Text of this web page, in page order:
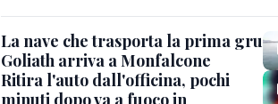
La nave che trasporta la prima gru
Goliath arriva a Monfalcone
Ritira l'auto dall'officina, pochi